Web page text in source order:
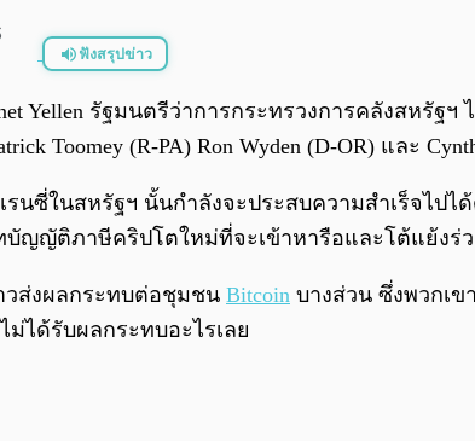
ฟังสรุปข่าว
Yellen รัฐมนตรีว่าการกระทรวงการคลังสห
Toomey (R-PA) Ron Wyden (D-OR) และ
นซี่ในสหรัฐฯ นั้นกำลังจะประสบความสำเร็จไป
บัญญัติภาษีคริปโตใหม่ที่จะเข้าหารือและโต้แย้งร่
ส่งผลกระทบต่อชุมชน Bitcoin บางส่วน ซึ่งพวกเ
ม่ได้รับผลกระทบอะไรเลย